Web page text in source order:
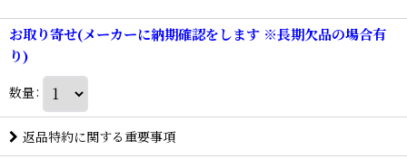
お取り寄せ(メーカーに納期確認をします ※長期欠品の場合有
り)
数量:
返品特約に関する重要事項